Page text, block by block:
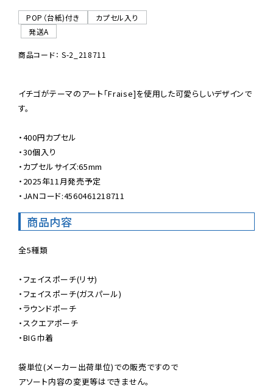
POP（台紙)付き
カプセル入り
発送A
商品コード： S-2_218711
イチゴがテーマのアート「Fraise]を使用した可愛らしいデザインで
す。
・400円カプセル
・30個入り
・カプセルサイズ:65mm
・2025年11月発売予定
・JANコード:4560461218711
商品内容
全5種類
・フェイスポーチ(リサ)
・フェイスポーチ(ガスパール)
・ラウンドポーチ
・スクエアポーチ
・BIG巾着
袋単位(メーカー出荷単位)での販売ですので
アソート内容の変更等はできません。